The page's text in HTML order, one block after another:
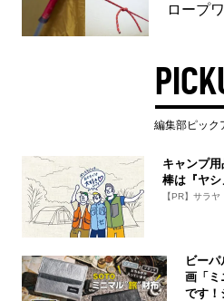
ロープ
編集部ピック
キャンプ
棒は『ヤシ
【PR】サラヤ
ビー
画「ミ
です！